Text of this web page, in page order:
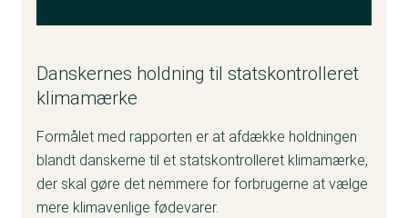
Danskernes holdning til statskontrolleret
klimamærke
Formålet med rapporten er at afdække holdningen
blandt danskerne til et statskontrolleret klimamærke,
der skal gøre det nemmere for forbrugerne at vælge
mere klimavenlige fødevarer.